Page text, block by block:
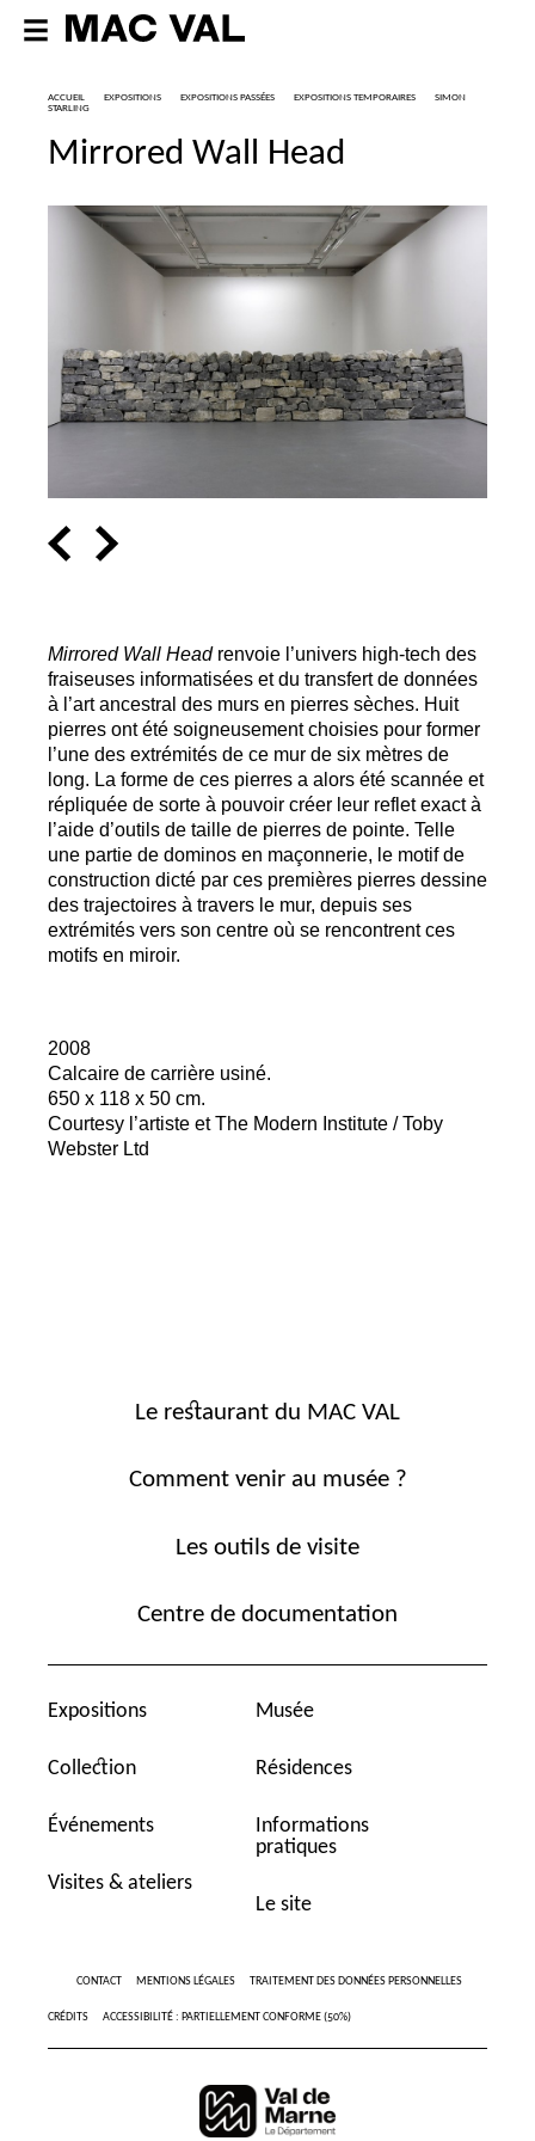
ACCUEIL EXPOSITIONS EXPOSITIONS PASSÉES EXPOSITIONS TEMPORAIRES
SIMON
STARLING
Mirrored Wall Head
Mirrored Wall Headrenvoie l’univers high-tech des
fraiseuses informatisées et du transfert de données
à l’art ancestral des murs en pierres sèches. Huit
pierres ont été soigneusement choisies pour former
l’une des extrémités de ce mur de six mètres de
long. La forme de ces pierres a alors été scannée et
répliquée de sorte à pouvoir créer leur reflet exact à
l’aide d’outils de taille de pierres de pointe. Telle
une partie de dominos en maçonnerie, le motif de
construction dicté par ces premières pierres dessine
des trajectoires à travers le mur, depuis ses
extrémités vers son centre où se rencontrent ces
motifs en miroir.
2008
Calcaire de carrière usiné.
650 x 118 x 50 cm.
Courtesy l’artiste et The Modern Institute / Toby
Webster Ltd
Le restaurant du MAC VAL
Comment venir au musée ?
Les outils de visite
Centre de documentation
Expositions
Collection
Événements
Visites & ateliers
Musée
Résidences
Informations
pratiques
Le site
CONTACT MENTIONS LÉGALES TRAITEMENT DES DONNÉES PERSONNELLES
CRÉDITS ACCESSIBILITÉ : PARTIELLEMENT CONFORME (50%)